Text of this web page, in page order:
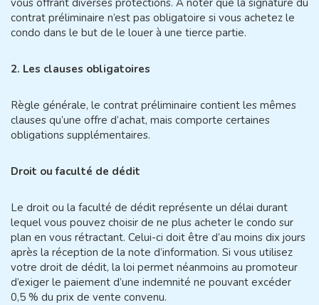
contrat préliminaire n’est pas obligatoire si vous achetez le
condo dans le but de le louer à une tierce partie.
2. Les clauses obligatoires
Règle générale, le contrat préliminaire contient les mêmes
clauses qu’une offre d’achat, mais comporte certaines
obligations supplémentaires.
Droit ou faculté de dédit
Le droit ou la faculté de dédit représente un délai durant
lequel vous pouvez choisir de ne plus acheter le condo sur
plan en vous rétractant. Celui-ci doit être d’au moins dix jours
après la réception de la note d’information. Si vous utilisez
votre droit de dédit, la loi permet néanmoins au promoteur
d’exiger le paiement d’une indemnité ne pouvant excéder
0,5 % du prix de vente convenu.